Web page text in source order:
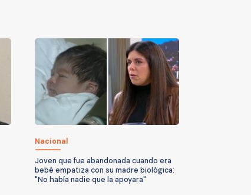
Nacional
Joven que fue abandonada cuando era
bebé empatiza con su madre biológica:
"No había nadie que la apoyara"